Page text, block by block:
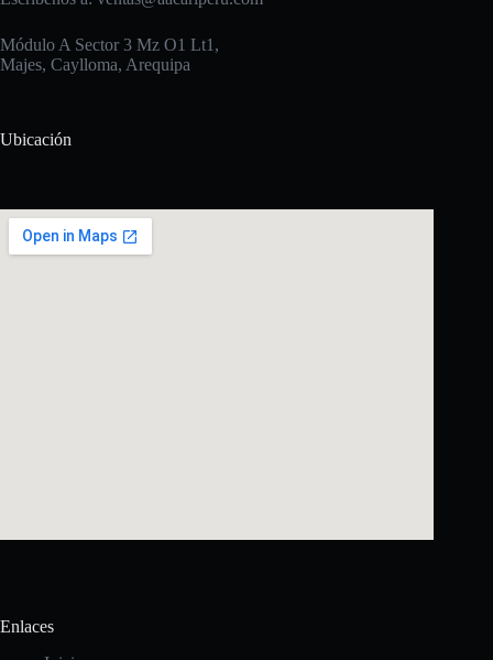
Módulo A Sector 3 Mz O1 Lt1,
Majes, Caylloma, Arequipa
Ubicación
Enlaces